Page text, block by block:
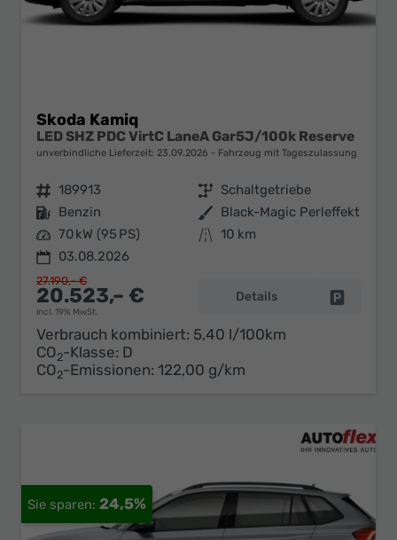
Skoda Kamiq
LED SHZ PDC VirtC LaneA Gar5J/100k Reserve
unverbindliche Lieferzeit: 23.09.2026 Fahrzeug mit Tageszulassung
Fahrzeugnr. 189913 Getriebe Schaltgetriebe
Kraftstoff Benzin Außenfarbe Black-Magic Perleffekt
Leistung 70 kW (95 PS) Kilometerstand 10 km
03.08.2026
20.523,– €
incl. 19% MwSt.
27.190,– €
Details
Verbrauch kombiniert: 5,40 l/100km
CO2-Klasse: D
CO2-Emissionen: 122,00 g/km
24,5%